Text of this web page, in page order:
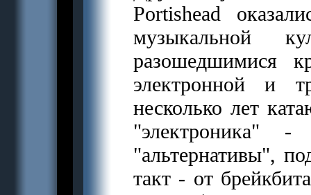
Portishead
музыкальной
разошедшимися
электронной и
несколько лет
"электроника" -
"альтернативы",
такт - от